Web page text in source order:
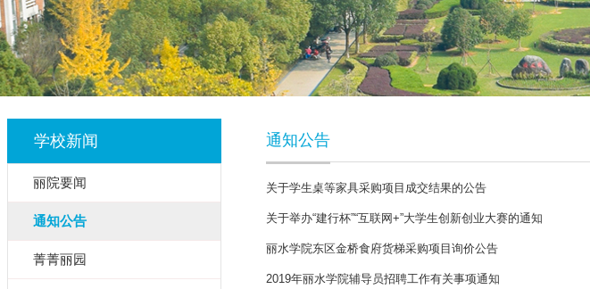
学校新闻
丽院要闻
通知公告
菁菁丽园
通知公告
关于学生桌等家具采购项目成交结果的公告
关于举办“建行杯”“互联网+”大学生创新创业大赛的通知
丽水学院东区金桥食府货梯采购项目询价公告
2019年丽水学院辅导员招聘工作有关事项通知